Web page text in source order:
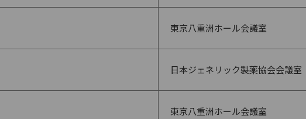
東京八重洲ホール会議室
日本ジェネリック製薬協会会議室
東京八重洲ホール会議室